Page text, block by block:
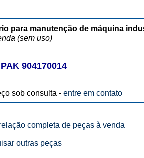
para manutenção de máquina
(sem uso)
904170014
sob consulta - entre em contato
completa de peças à venda
outras peças